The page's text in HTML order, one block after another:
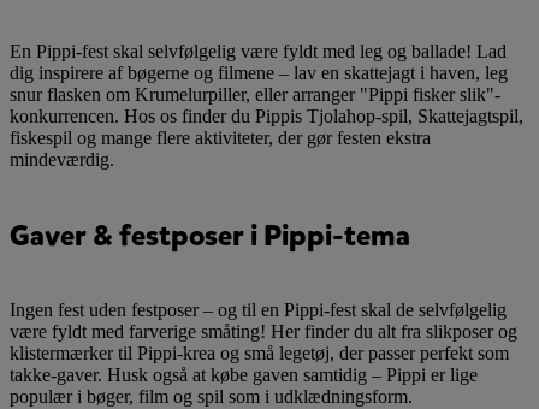
En Pippi-fest skal selvfølgelig være fyldt med leg og ballade! Lad
dig inspirere af bøgerne og filmene – lav en skattejagt i haven, leg
snur flasken om Krumelurpiller, eller arranger "Pippi fisker slik"-
konkurrencen. Hos os finder du Pippis Tjolahop-spil, Skattejagtspil,
fiskespil og mange flere aktiviteter, der gør festen ekstra
mindeværdig.
Gaver & festposer i Pippi-tema
Ingen fest uden festposer – og til en Pippi-fest skal de selvfølgelig
være fyldt med farverige småting! Her finder du alt fra slikposer og
klistermærker til Pippi-krea og små legetøj, der passer perfekt som
takke-gaver. Husk også at købe gaven samtidig – Pippi er lige
populær i bøger, film og spil som i udklædningsform.